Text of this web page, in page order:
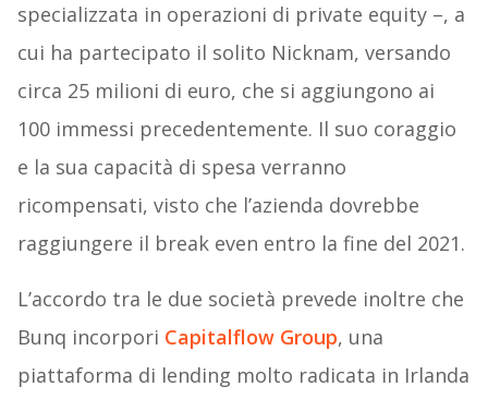
specializzata in operazioni di private equity –, a
cui ha partecipato il solito Nicknam, versando
circa 25 milioni di euro, che si aggiungono ai
100 immessi precedentemente. Il suo coraggio
e la sua capacità di spesa verranno
ricompensati, visto che l’azienda dovrebbe
raggiungere il break even entro la fine del 2021.
L’accordo tra le due società prevede inoltre che
Bunq incorpori Capitalflow Group, una
piattaforma di lending molto radicata in Irlanda